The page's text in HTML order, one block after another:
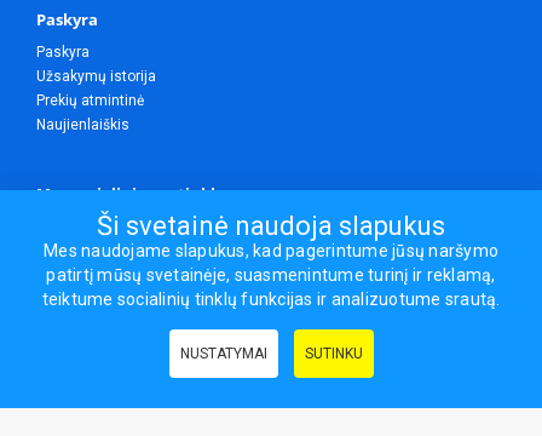
Paskyra
Paskyra
Užsakymų istorija
Prekių atmintinė
Naujienlaiškis
Mes socialiniuose tinkluose
Visos teisės saugomos.
Sporto ir laisvalaikio prekės, maisto papildai - erasportas.lt © 2026
Ši svetainė naudoja slapukus
Mes naudojame slapukus, kad pagerintume jūsų naršymo
patirtį mūsų svetainėje, suasmenintume turinį ir reklamą,
teiktume socialinių tinklų funkcijas ir analizuotume srautą.
NUSTATYMAI SUTINKU